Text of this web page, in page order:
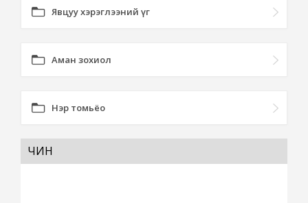
Явцуу хэрэглээний үг
Аман зохиол
Нэр томьёо
ЧИН